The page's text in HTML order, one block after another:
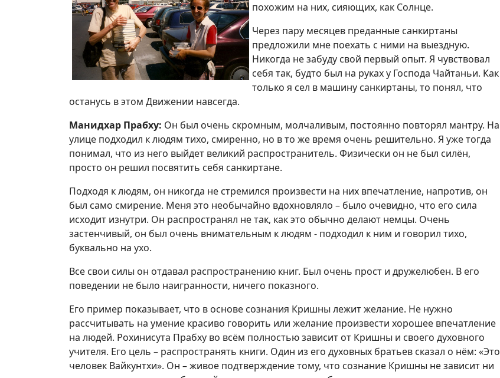
похожим на них, сияющих, как Солнце.
Через пару месяцев преданные санкиртаны
предложили мне поехать с ними на выездную.
Никогда не забуду свой первый опыт. Я чувствовал
себя так, будто был на руках у Господа Чайтаньи. Как
только я сел в машину санкиртаны, то понял, что
останусь в этом Движении навсегда.
Манидхар Прабху: Он был очень скромным, молчаливым, постоянно повторял мантру. На
улице подходил к людям тихо, смиренно, но в то же время очень решительно. Я уже тогда
понимал, что из него выйдет великий распространитель. Физически он не был силён,
просто он решил посвятить себя санкиртане.
Подходя к людям, он никогда не стремился произвести на них впечатление, напротив, он
был само смирение. Меня это необычайно вдохновляло – было очевидно, что его сила
исходит изнутри. Он распространял не так, как это обычно делают немцы. Очень
застенчивый, он был очень внимательным к людям - подходил к ним и говорил тихо,
буквально на ухо.
Все свои силы он отдавал распространению книг. Был очень прост и дружелюбен. В его
поведении не было наигранности, ничего показного.
Его пример показывает, что в основе сознания Кришны лежит желание. Не нужно
рассчитывать на умение красиво говорить или желание произвести хорошее впечатление
на людей. Рохинисута Прабху во всём полностью зависит от Кришны и своего духовного
учителя. Его цель – распространять книги. Один из его духовных братьев сказал о нём: «Это
человек Вайкунтхи». Он – живое подтверждение тому, что сознание Кришны не зависит ни